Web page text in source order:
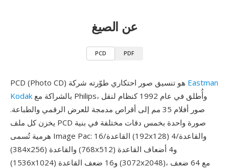
عن الصيغ
PCD PDF
Eastman
Kodak
صور أفلام 35 مم إلى أقراص مدمجة للعرض الرقمي والطباعة.
يخزن كل ملف PCD صورة واحدة بخمس دقات مختلفة في بنية
هرمية تُسمى Image Pac: القاعدة/16 (192x128) والقاعدة/4
(384x256) والقاعدة (768x512) و4 أضعاف القاعدة
(1536x1024) و16 ضعف القاعدة (3072x2048)، مع 64 ضعف